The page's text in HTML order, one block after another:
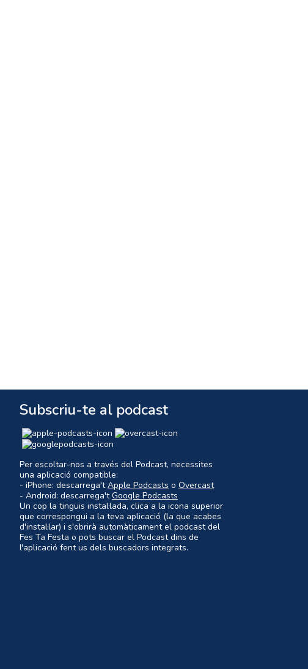
Subscriu-te al podcast
Per escoltar-nos a través del Podcast, necessites
una aplicació compatible:
- iPhone: descarrega'tApple Podcasts o Overcast
- Android: descarrega'tGoogle Podcasts
Un cop la tinguis instal·lada, clica a la icona superior
que correspongui a la teva aplicació (la que acabes
d'instal·lar) i s'obrirà automàticament el podcast del
Fes Ta Festa o pots buscar el Podcast dins de
l'aplicació fent us dels buscadors integrats.